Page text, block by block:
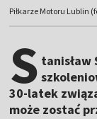
Piłkarze Motoru Lublin
S tanisław
30-latek
może zostać